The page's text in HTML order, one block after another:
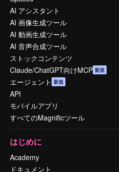
AI アシスタント
AI 画像生成ツール
AI 動画生成ツール
AI 音声合成ツール
ストックコンテンツ
Claude/ChatGPT向けMCP 新規
エージェント 新規
API
モバイルアプリ
すべてのMagnificツール
はじめに
Academy
ドキュメント